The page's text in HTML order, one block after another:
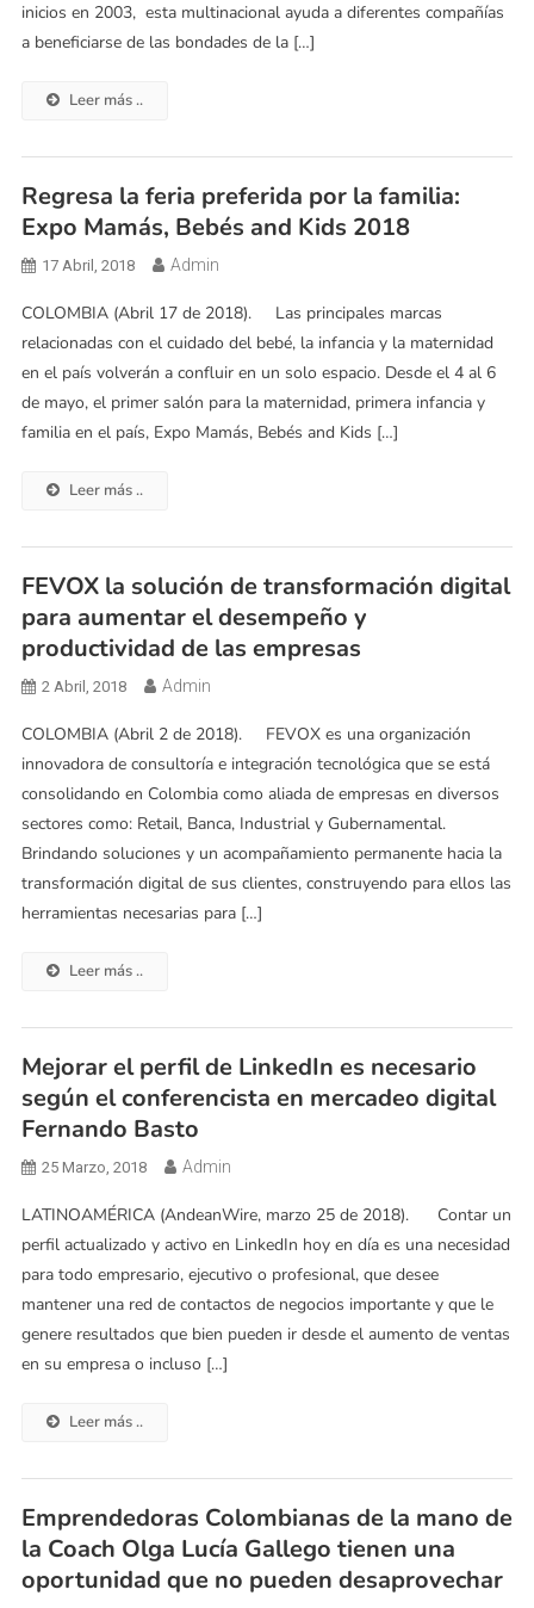
inicios en 2003, esta multinacional ayuda a diferentes compañías
a beneficiarse de las bondades de la […]
Leer más ..
Regresa la feria preferida por la familia:
Expo Mamás, Bebés and Kids 2018
17 Abril, 2018 Admin
COLOMBIA (Abril 17 de 2018). Las principales marcas
relacionadas con el cuidado del bebé, la infancia y la maternidad
en el país volverán a confluir en un solo espacio. Desde el 4 al 6
de mayo, el primer salón para la maternidad, primera infancia y
familia en el país, Expo Mamás, Bebés and Kids […]
Leer más ..
FEVOX la solución de transformación digital
para aumentar el desempeño y
productividad de las empresas
2 Abril, 2018 Admin
COLOMBIA (Abril 2 de 2018). FEVOX es una organización
innovadora de consultoría e integración tecnológica que se está
consolidando en Colombia como aliada de empresas en diversos
sectores como: Retail, Banca, Industrial y Gubernamental.
Brindando soluciones y un acompañamiento permanente hacia la
transformación digital de sus clientes, construyendo para ellos las
herramientas necesarias para […]
Leer más ..
Mejorar el perfil de LinkedIn es necesario
según el conferencista en mercadeo digital
Fernando Basto
25 Marzo, 2018 Admin
LATINOAMÉRICA (AndeanWire, marzo 25 de 2018). Contar un
perfil actualizado y activo en LinkedIn hoy en día es una necesidad
para todo empresario, ejecutivo o profesional, que desee
mantener una red de contactos de negocios importante y que le
genere resultados que bien pueden ir desde el aumento de ventas
en su empresa o incluso […]
Leer más ..
Emprendedoras Colombianas de la mano de
la Coach Olga Lucía Gallego tienen una
oportunidad que no pueden desaprovechar